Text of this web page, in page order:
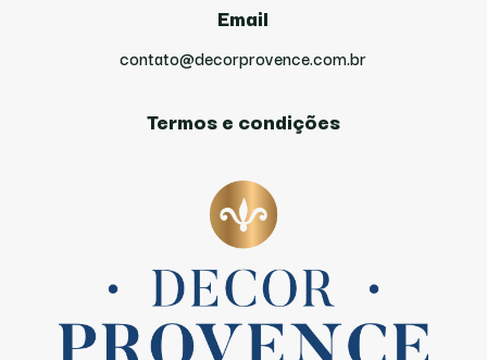
Email
contato@decorprovence.com.br
Termos e condições